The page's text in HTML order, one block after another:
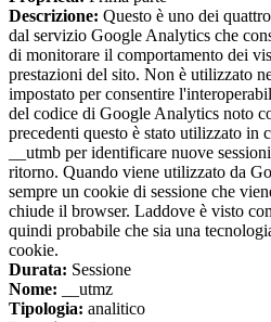
Descrizione: Questo è uno dei
dal servizio Google Analytics che
di monitorare il comportamento dei
prestazioni del sito. Non è utilizzato
impostato per consentire
del codice di Google Analytics noto
precedenti questo è stato utilizzato in
__utmb per identificare nuove
ritorno. Quando viene utilizzato da
sempre un cookie di sessione che
chiude il browser. Laddove è visto
quindi probabile che sia una
cookie.
Durata: Sessione
Nome: __utmz
Tipologia: analitico